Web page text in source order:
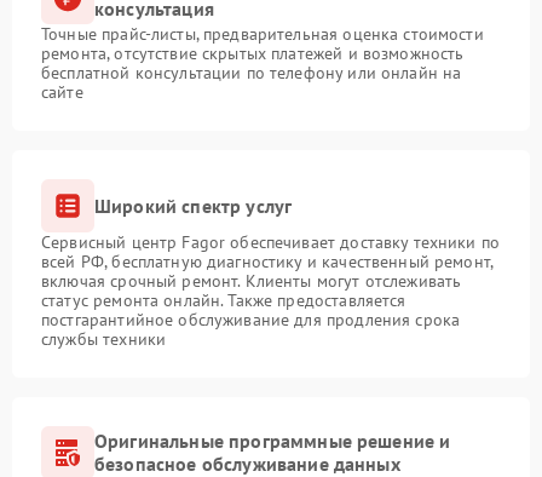
консультация
Точные прайс-листы, предварительная оценка стоимости
ремонта, отсутствие скрытых платежей и возможность
бесплатной консультации по телефону или онлайн на
сайте
Широкий спектр услуг
Сервисный центр Fagor обеспечивает доставку техники по
всей РФ, бесплатную диагностику и качественный ремонт,
включая срочный ремонт. Клиенты могут отслеживать
статус ремонта онлайн. Также предоставляется
постгарантийное обслуживание для продления срока
службы техники
Оригинальные программные решение и
безопасное обслуживание данных